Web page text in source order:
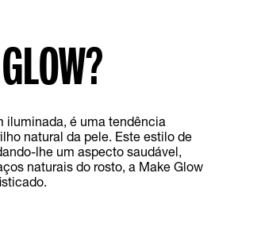
iluminada, é uma tendência
natural da pele. Este estilo de
lhe um aspecto saudável,
naturais do rosto, a Make Glow